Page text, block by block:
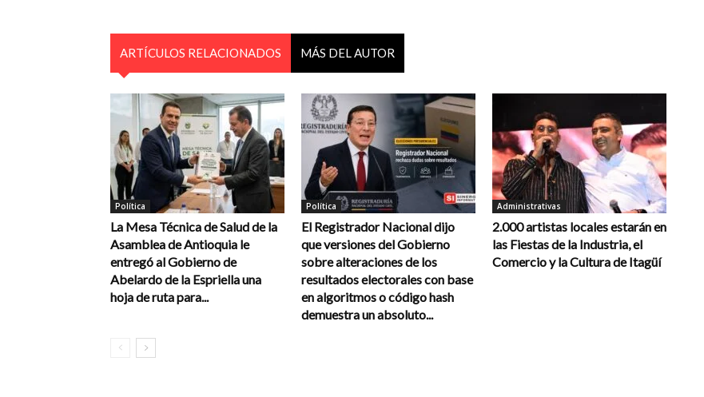
ARTÍCULOS RELACIONADOS MÁS DEL AUTOR
Política
La Mesa Técnica de Salud de la
Asamblea de Antioquia le
entregó al Gobierno de
Abelardo de la Espriella una
hoja de ruta para...
Política
El Registrador Nacional dijo
que versiones del Gobierno
sobre alteraciones de los
resultados electorales con base
en algoritmos o código hash
demuestra un absoluto...
Administrativas
2.000 artistas locales estarán en
las Fiestas de la Industria, el
Comercio y la Cultura de Itagüí